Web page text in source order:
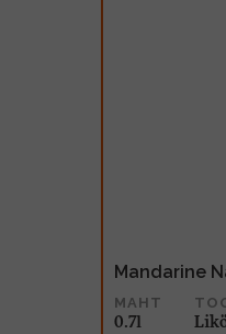
Mandarine
MAHT
0.7l